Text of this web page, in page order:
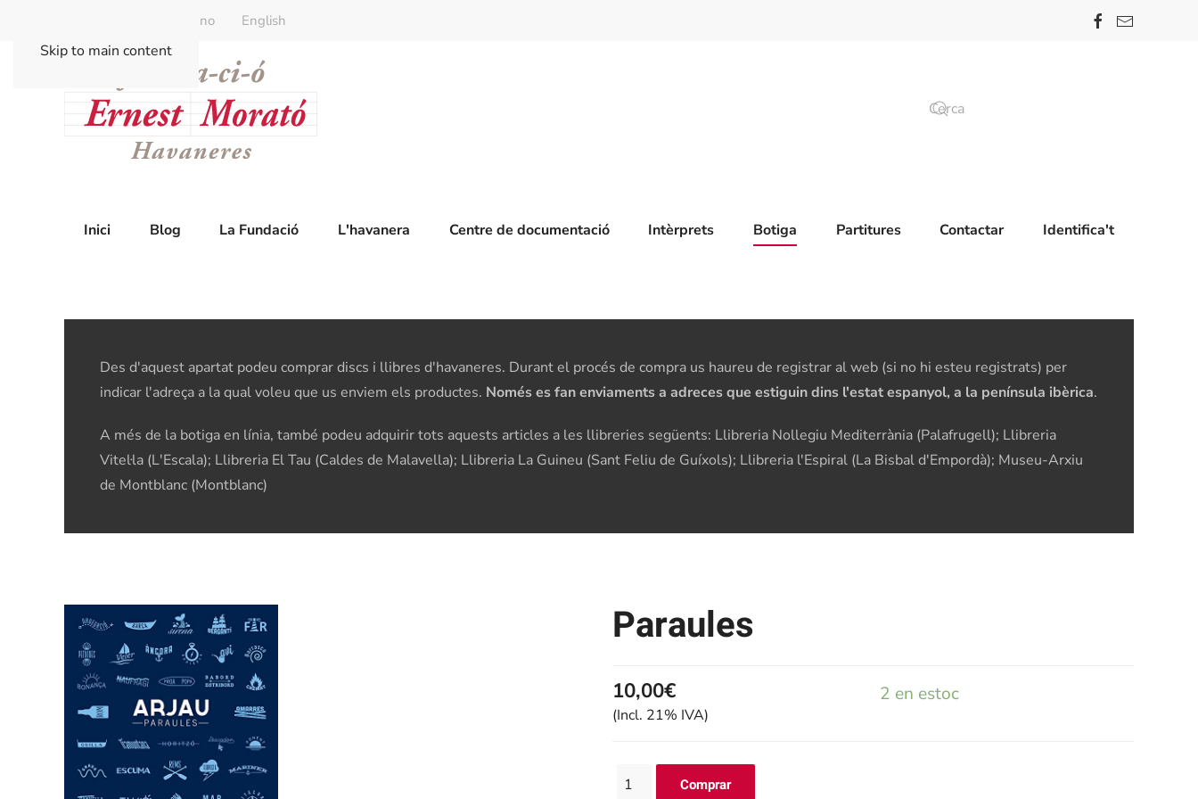
Skip to main content
Castellano English
Inici Blog La Fundació L'havanera Centre de documentació Intèrprets Botiga Partitures Contactar Identifica't
Des d'aquest apartat podeu comprar discs i llibres d'havaneres. Durant el procés de compra us haureu de registrar al web (si no hi esteu registrats) per
indicar l'adreça a la qual voleu que us enviem els productes. Només es fan enviaments a adreces que estiguin dins l'estat espanyol, a la península ibèrica.
A més de la botiga en línia, també podeu adquirir tots aquests articles a les llibreries següents: Llibreria Nollegiu Mediterrània (Palafrugell); Llibreria
Vitel·la (L'Escala); Llibreria El Tau (Caldes de Malavella); Llibreria La Guineu (Sant Feliu de Guíxols); Llibreria l'Espiral (La Bisbal d'Empordà); Museu-Arxiu
de Montblanc (Montblanc)
Paraules
10,00€
(Incl. 21% IVA)
2 en estoc